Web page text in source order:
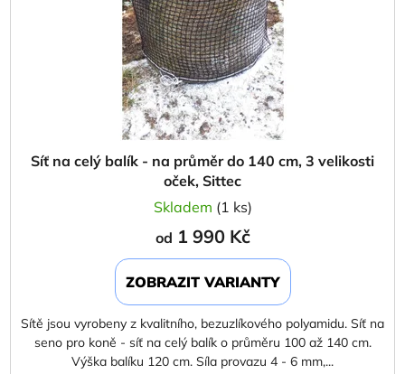
Síť na celý balík - na průměr do 140 cm, 3 velikosti
oček, Sittec
Skladem (1 ks)
od 1 990 Kč
ZOBRAZIT VARIANTY
Sítě jsou vyrobeny z kvalitního, bezuzlíkového polyamidu. Síť na
seno pro koně - síť na celý balík o průměru 100 až 140 cm.
Výška balíku 120 cm. Síla provazu 4 - 6 mm,...